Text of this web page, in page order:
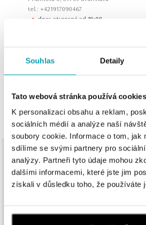
Souhlas Detaily
Tato webová stránka používá cookies
K personalizaci obsahu a reklam,
sociálních médií a analýze naší
soubory cookie. Informace o tom, jak
sdílíme se svými partnery pro
analýzy. Partneři tyto údaje mohou
dalšími informacemi, které jste jim
získali v důsledku toho, že používáte
tel.: +421917090467
dnes otvorené od 10:00
HALADA OC Avion, Bratislava
Ivanská cesta 16, 821 04 Bratislava
HALADA OC Eurovea,
Pribinova 8, 811 09 Bratislava
dnes otvorené od 10:00
ALOve OC Nový Smíchov,
Plzeňská 8, 150 00 Praha 5 - Anděl
Z rovnakej kolekcie
Už viac ako dve desaťročia vynakladáme úsilie
zdrojov vzácnych materiálov, ktoré používame v